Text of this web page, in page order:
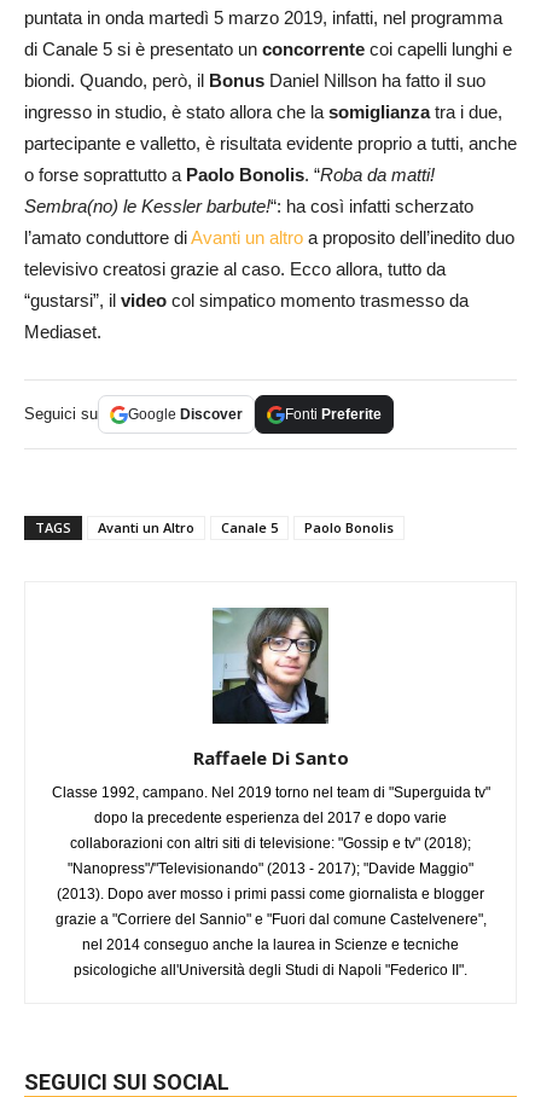
puntata in onda martedì 5 marzo 2019, infatti, nel programma
di Canale 5 si è presentato un concorrente coi capelli lunghi e
biondi. Quando, però, il Bonus Daniel Nillson ha fatto il suo
ingresso in studio, è stato allora che lasomiglianzatra i due,
partecipante e valletto, è risultata evidente proprio a tutti, anche
o forse soprattutto aPaolo Bonolis. “Roba da matti!
Sembra(no) le Kessler barbute!“: ha così infatti scherzato
l’amato conduttore diAvanti un altro a proposito dell’inedito duo
televisivo creatosi grazie al caso. Ecco allora, tutto da
“gustarsi”, il video col simpatico momento trasmesso da
Mediaset.
Seguici su Google Discover Fonti Preferite
TAGS Avanti un Altro Canale 5 Paolo Bonolis
Raffaele Di Santo
Classe 1992, campano. Nel 2019 torno nel team di "Superguida tv"
dopo la precedente esperienza del 2017 e dopo varie
collaborazioni con altri siti di televisione: "Gossip e tv" (2018);
"Nanopress"/"Televisionando" (2013 - 2017); "Davide Maggio"
(2013). Dopo aver mosso i primi passi come giornalista e blogger
grazie a "Corriere del Sannio" e "Fuori dal comune Castelvenere",
nel 2014 conseguo anche la laurea in Scienze e tecniche
psicologiche all'Università degli Studi di Napoli "Federico II".
SEGUICI SUI SOCIAL